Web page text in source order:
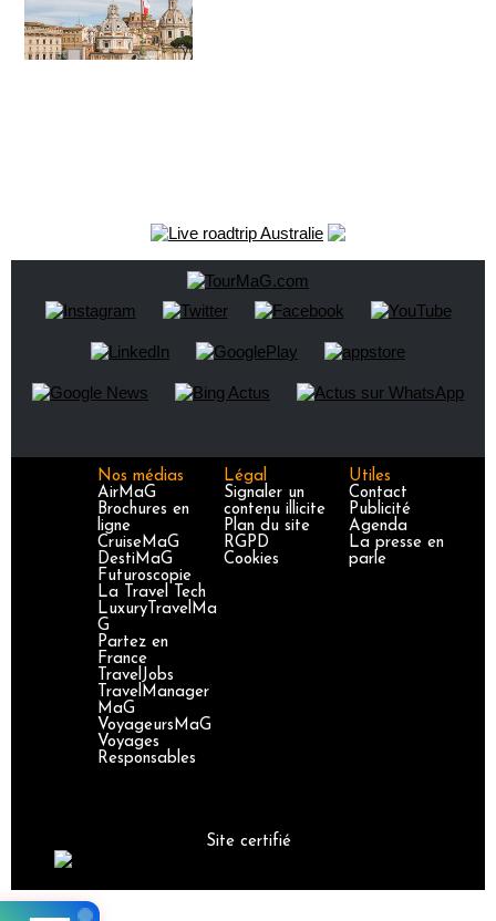
Nos médias
AirMaG
Brochures en
ligne
CruiseMaG
DestiMaG
Futuroscopie
La Travel Tech
LuxuryTravelMa
G
Partez en
France
TravelJobs
TravelManager
MaG
VoyageursMaG
Voyages
Responsables
Légal
Signaler un
contenu illicite
Plan du site
RGPD
Cookies
Utiles
Contact
Publicité
Agenda
La presse en
parle
Site certifié